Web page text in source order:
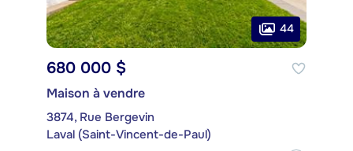
44
680 000 $
Maison à vendre
3874, Rue Bergevin
Laval (Saint-Vincent-de-Paul)